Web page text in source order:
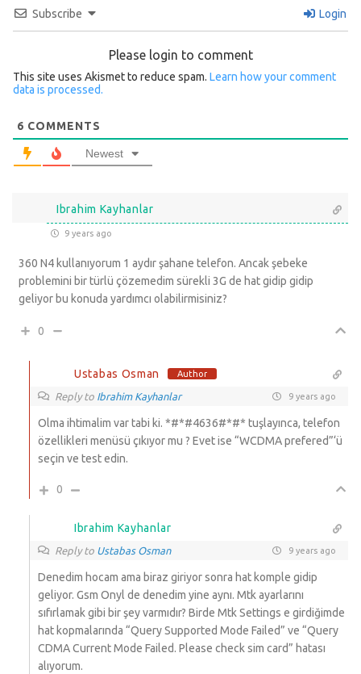
Subscribe Login
Please login to comment
This site uses Akismet to reduce spam. Learn how your comment
data is processed.
6 COMMENTS
Newest
Ibrahim Kayhanlar
9 years ago
360 N4 kullanıyorum 1 aydır şahane telefon. Ancak şebeke
problemini bir türlü çözemedim sürekli 3G de hat gidip gidip
geliyor bu konuda yardımcı olabilirmisiniz?
0
Ustabas Osman Author
Reply to Ibrahim Kayhanlar 9 years ago
Olma ihtimalim var tabi ki. *#*#4636#*#* tuşlayınca, telefon
özellikleri menüsü çıkıyor mu ? Evet ise “WCDMA prefered”‘ü
seçin ve test edin.
0
Ibrahim Kayhanlar
Reply to Ustabas Osman 9 years ago
Denedim hocam ama biraz giriyor sonra hat komple gidip
geliyor. Gsm Onyl de denedim yine aynı. Mtk ayarlarını
sıfırlamak gibi bir şey varmıdır? Birde Mtk Settings e girdiğimde
hat kopmalarında “Query Supported Mode Failed” ve “Query
CDMA Current Mode Failed. Please check sim card” hatası
alıyorum.